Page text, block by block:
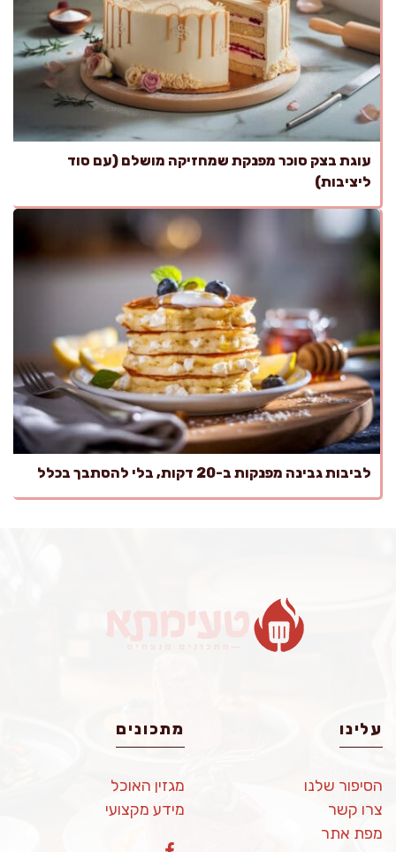
עוגת בצק סוכר מפנקת שמחזיקה מושלם (עם סוד
ליציבות)
לביבות גבינה מפנקות ב-20 דקות, בלי להסתבך בכלל
עלינו
הסיפור שלנו
צרו קשר
מפת אתר
מתכונים
מגזין האוכל
מידע מקצועי